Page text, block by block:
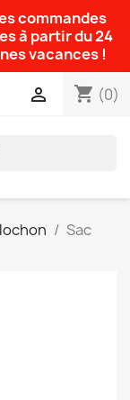
commandes
à partir du 24
vacances !
shopping_cart (0)

Sac